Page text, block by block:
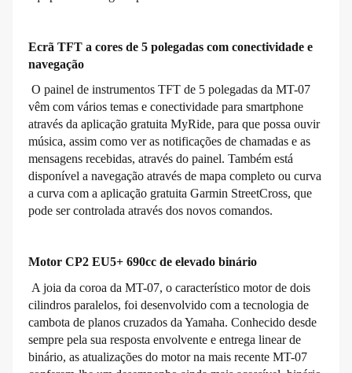
Ecrã TFT a cores de 5 polegadas com conectividade e
navegação
O painel de instrumentos TFT de 5 polegadas da MT-07
vêm com vários temas e conectividade para smartphone
através da aplicação gratuita MyRide, para que possa ouvir
música, assim como ver as notificações de chamadas e as
mensagens recebidas, através do painel. Também está
disponível a navegação através de mapa completo ou curva
a curva com a aplicação gratuita Garmin StreetCross, que
pode ser controlada através dos novos comandos.
Motor CP2 EU5+ 690cc de elevado binário
A joia da coroa da MT-07, o característico motor de dois
cilindros paralelos, foi desenvolvido com a tecnologia de
cambota de planos cruzados da Yamaha. Conhecido desde
sempre pela sua resposta envolvente e entrega linear de
binário, as atualizações do motor na mais recente MT-07